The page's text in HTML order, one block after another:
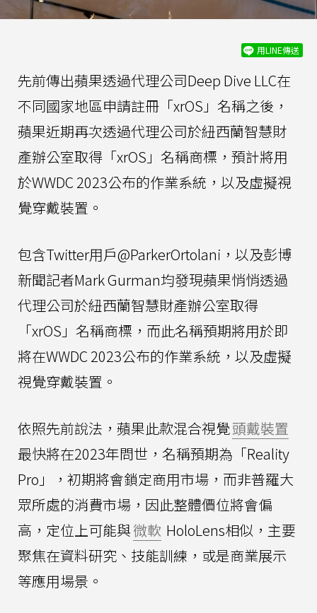
用LINE傳送
先前傳出蘋果透過代理公司Deep Dive LLC在
不同國家地區申請註冊「xrOS」名稱之後，
蘋果近期再次透過代理公司於紐西蘭智慧財
產辦公室取得「xrOS」名稱商標，預計將用
於WWDC 2023公布的作業系統，以及虛擬視
覺穿戴裝置。
包含Twitter用戶@ParkerOrtolani，以及彭博
新聞記者Mark Gurman均發現蘋果悄悄透過
代理公司於紐西蘭智慧財產辦公室取得
「xrOS」名稱商標，而此名稱預期將用於即
將在WWDC 2023公布的作業系統，以及虛擬
視覺穿戴裝置。
依照先前說法，蘋果此款混合視覺頭戴裝置
最快將在2023年問世，名稱預期為「Reality
Pro」，初期將會鎖定商用市場，而非普羅大
眾所處的消費市場，因此整體價位將會偏
高，定位上可能與微軟 HoloLens相似，主要
聚焦在資料研究、技能訓練，或是商業展示
等應用場景。